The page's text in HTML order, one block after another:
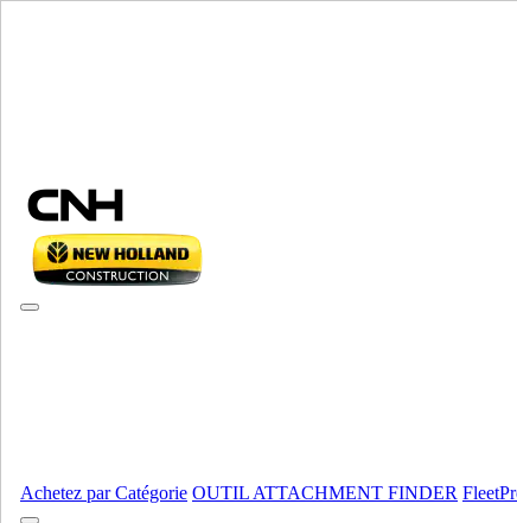
Achetez par Catégorie OUTIL ATTACHMENT FINDER
ÉQUIPEMENT
AUTORÉPARATION
ÉQUIPEMENTALL ÉQUIPEMENT
Bsd Bsd